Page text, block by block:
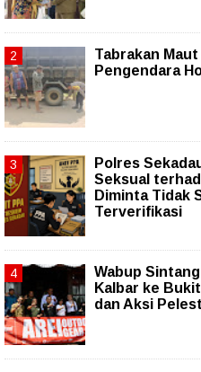
Tabrakan
Pengendara
Polres
Seksual
Diminta Tidak
Terverifikasi
Wabup
Kalbar ke
dan Aksi